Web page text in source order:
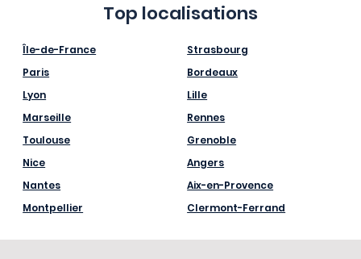
Top localisations
Île-de-France
Paris
Lyon
Marseille
Toulouse
Nice
Nantes
Montpellier
Strasbourg
Bordeaux
Lille
Rennes
Grenoble
Angers
Aix-en-Provence
Clermont-Ferrand